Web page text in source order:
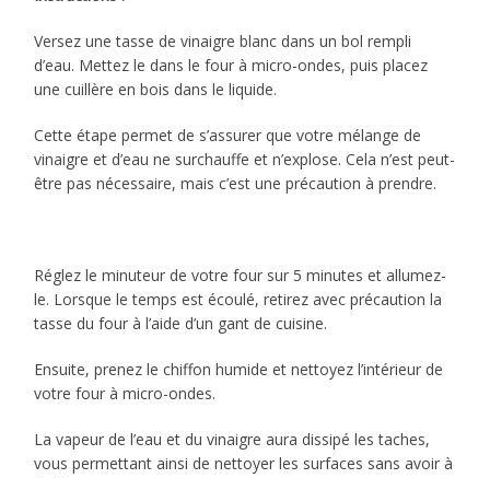
Versez une tasse de vinaigre blanc dans un bol rempli
d’eau. Mettez le dans le four à micro-ondes, puis placez
une cuillère en bois dans le liquide.
Cette étape permet de s’assurer que votre mélange de
vinaigre et d’eau ne surchauffe et n’explose. Cela n’est peut-
être pas nécessaire, mais c’est une précaution à prendre.
Réglez le minuteur de votre four sur 5 minutes et allumez-
le. Lorsque le temps est écoulé, retirez avec précaution la
tasse du four à l’aide d’un gant de cuisine.
Ensuite, prenez le chiffon humide et nettoyez l’intérieur de
votre four à micro-ondes.
La vapeur de l’eau et du vinaigre aura dissipé les taches,
vous permettant ainsi de nettoyer les surfaces sans avoir à